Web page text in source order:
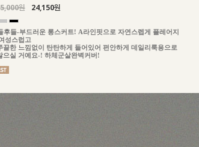
원 24,150원
후들-부드러운 롱스커트! A라인핏으로 자연스렙게 플레어지
성스럽고
끌한 느낌없이 탄탄하게 들어있어 편안하게 데일리룩용으로
으실 거예요-! 하체군살완벽커버!